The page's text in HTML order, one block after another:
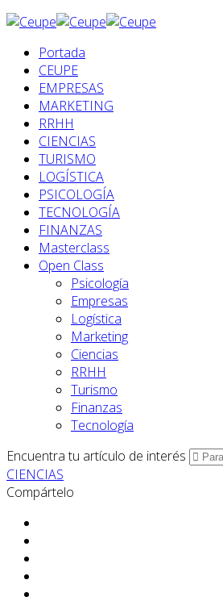
Portada
CEUPE
EMPRESAS
MARKETING
RRHH
CIENCIAS
TURISMO
LOGÍSTICA
PSICOLOGÍA
TECNOLOGÍA
FINANZAS
Masterclass
Open Class
Psicología
Empresas
Logística
Marketing
Ciencias
RRHH
Turismo
Finanzas
Tecnología
Encuentra tu artículo de interés
CIENCIAS
Compártelo